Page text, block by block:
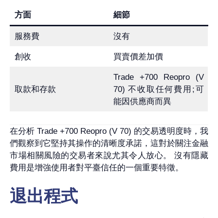
方面 細節
服務費 沒有
創收 買賣價差加價
取款和存款
Trade +700 Reopro (V
70) 不收取任何費用;可
能因供應商而異
在分析 Trade +700 Reopro (V 70) 的交易透明度時，我
們觀察到它堅持其操作的清晰度承諾，這對於關注金融
市場相關風險的交易者來說尤其令人放心。 沒有隱藏
費用是增強使用者對平臺信任的一個重要特徵。
退出程式